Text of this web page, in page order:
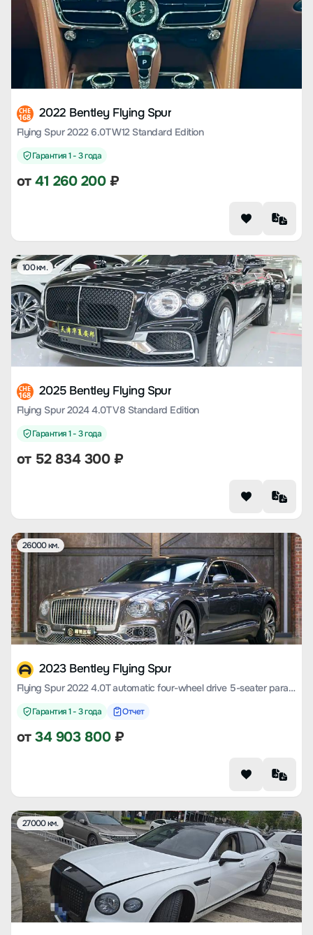
CHE
168 2022 Bentley Flying Spur
Flying Spur 2022 6.0T W12 Standard Edition
Гарантия 1 - 3 года
от41 260 200₽
100 км.
CHE
168 2025 Bentley Flying Spur
Flying Spur 2024 4.0T V8 Standard Edition
Гарантия 1 - 3 года
от 52 834 300₽
26000 км.
2023 Bentley Flying Spur
Flying Spur 2022 4.0T automatic four-wheel drive 5-seater parallel import
Гарантия 1 - 3 года Отчет
от34 903 800₽
27000 км.